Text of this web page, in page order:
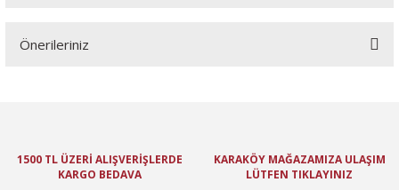
Önerileriniz
Ürün resmi kalitesiz, bozuk veya görüntülenemiyor.
1500 TL ÜZERİ ALIŞVERİŞLERDE
KARGO BEDAVA
KARAKÖY MAĞAZAMIZA ULAŞIM
LÜTFEN TIKLAYINIZ